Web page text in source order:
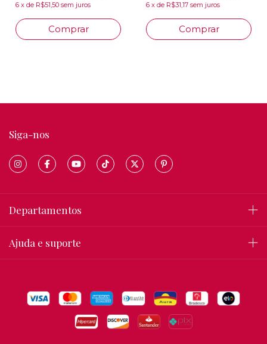
6 x de R$51,50 sem juros
Comprar
6 x de R$31,17 sem juros
Comprar
Siga-nos
Departamentos
Ajuda e suporte